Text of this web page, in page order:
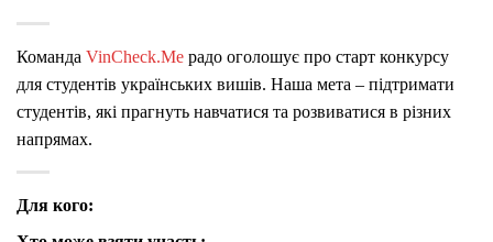
Команда VinCheck.Me радо оголошує про старт конкурсу
для студентів українських вишів. Наша мета – підтримати
студентів, які прагнуть навчатися та розвиватися в різних
напрямах.
Для кого: